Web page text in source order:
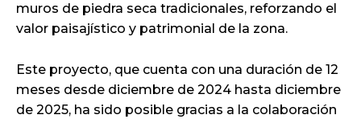
muros de piedra seca tradicionales, reforzando el
valor paisajístico y patrimonial de la zona.
Este proyecto, que cuenta con una duración de 12
meses desde diciembre de 2024 hasta diciembre
de 2025, ha sido posible gracias a la colaboración